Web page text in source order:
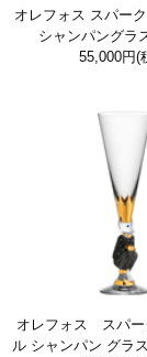
オレフォス スパー
シャンパングラ
55,000円(
オレフォス スパー
ル シャンパン グラ